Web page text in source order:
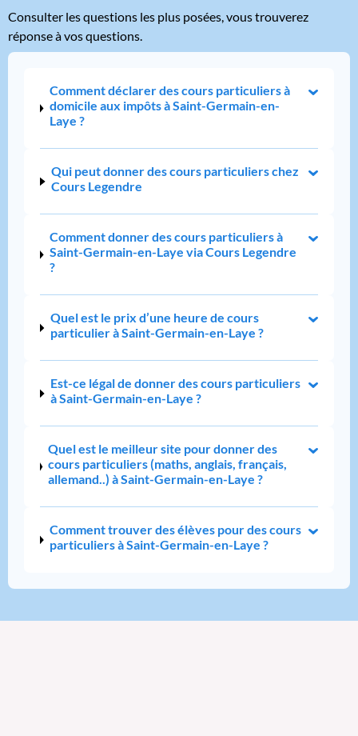
Consulter les questions les plus posées, vous trouverez
réponse à vos questions.
Comment déclarer des cours particuliers à
domicile aux impôts à Saint-Germain-en-
Laye ?
Qui peut donner des cours particuliers chez
Cours Legendre
Comment donner des cours particuliers à
Saint-Germain-en-Laye via Cours Legendre
?
Quel est le prix d’une heure de cours
particulier à Saint-Germain-en-Laye ?
Est-ce légal de donner des cours particuliers
à Saint-Germain-en-Laye ?
Quel est le meilleur site pour donner des
cours particuliers (maths, anglais, français,
allemand..) à Saint-Germain-en-Laye ?
Comment trouver des élèves pour des cours
particuliers à Saint-Germain-en-Laye ?